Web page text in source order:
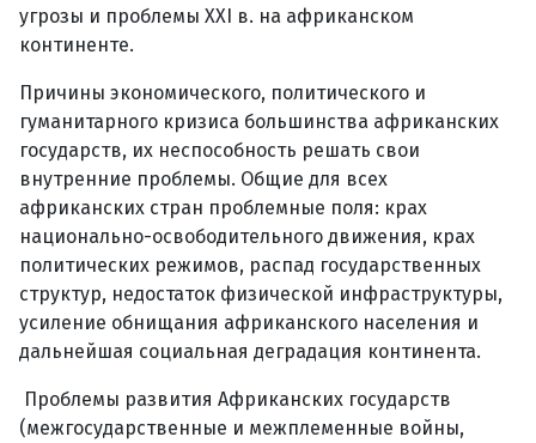
угрозы и проблемы XXI в. на африканском
континенте.
Причины экономического, политического и
гуманитарного кризиса большинства африканских
государств, их неспособность решать свои
внутренние проблемы. Общие для всех
африканских стран проблемные поля: крах
национально-освободительного движения, крах
политических режимов, распад государственных
структур, недостаток физической инфраструктуры,
усиление обнищания африканского населения и
дальнейшая социальная деградация континента.
Проблемы развития Африканских государств
(межгосударственные и межплеменные войны,